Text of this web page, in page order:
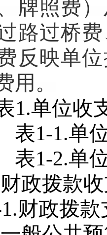
牌照费
路过桥
反映单
用。
1.单位收
表1-1.单
表1-2.单
财政拨款
财政拨